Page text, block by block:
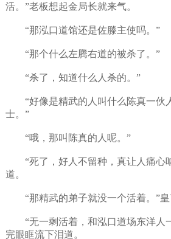
活。”老板想起金局长就来气。
“那泓口道馆还是佐滕主使吗。”
“那个什么左腾右道的被杀了。”
“杀了，知道什么人杀的。”
“好像是精武的人叫什么陈真一伙
士。”
“哦，那叫陈真的人呢。”
“死了，好人不留种，真让人痛心
道。
“那精武的弟子就没一个活着。”皇
“无一剩活着，和泓口道场东洋人
完眼眶流下泪道。